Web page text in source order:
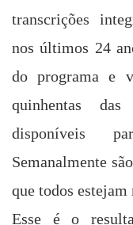
transcrições
nos últimos 24
do programa e
quinhentas
disponíveis
Semanalmente
que todos estejam
Esse é o